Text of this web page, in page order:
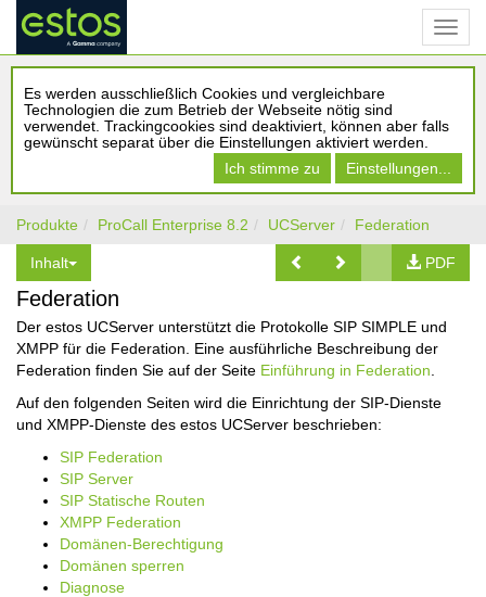
Es werden ausschließlich Cookies und vergleichbare
Technologien die zum Betrieb der Webseite nötig sind
verwendet. Trackingcookies sind deaktiviert, können aber falls
gewünscht separat über die Einstellungen aktiviert werden.
Ich stimme zu
Einstellungen...
Produkte ProCall Enterprise 8.2 UCServer Federation
Inhalt PDF
Federation
Der estos UCServer unterstützt die Protokolle SIP SIMPLE und
XMPP für die Federation. Eine ausführliche Beschreibung der
Federation finden Sie auf der Seite Einführung in Federation
Auf den folgenden Seiten wird die Einrichtung der SIP-Dienste
und XMPP-Dienste des estos UCServer beschrieben:
SIP Federation
SIP Server
SIP Statische Routen
XMPP Federation
Domänen-Berechtigung
Domänen sperren
Diagnose